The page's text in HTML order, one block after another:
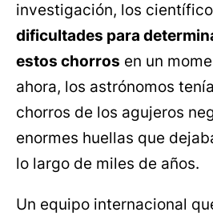
investigación, los
dificultades para
estos chorros en un
ahora, los astrónomos
chorros de los agujeros
enormes huellas que
lo largo de miles de años.
Un equipo internacional